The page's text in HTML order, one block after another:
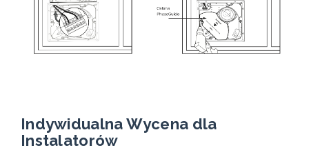
Indywidualna Wycena dla
Instalatorów